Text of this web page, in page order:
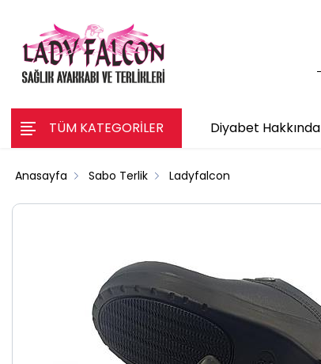
TÜM KATEGORİLER Diyabet Hakkında
Anasayfa Sabo Terlik Ladyfalcon